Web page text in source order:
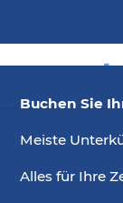
Buchen Sie
Meiste
Alles für Ihre